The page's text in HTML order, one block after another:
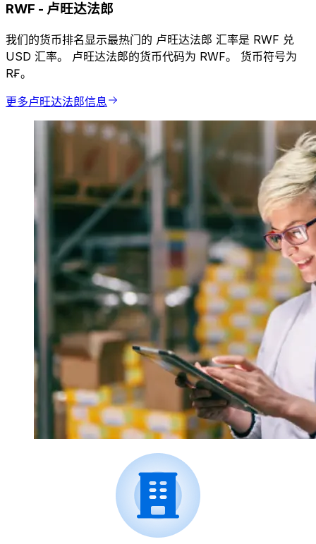
RWF - 卢旺达法郎
我们的货币排名显示最热门的 卢旺达法郎 汇率是 RWF 兑
USD 汇率。 卢旺达法郎的货币代码为 RWF。 货币符号为
R₣。
更多卢旺达法郎信息